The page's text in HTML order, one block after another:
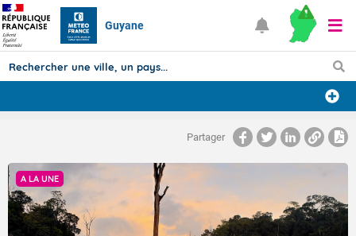
Guyane
Prévisions
TOUS LES RÉSULTATS
Articles
Partager
A LA UNE